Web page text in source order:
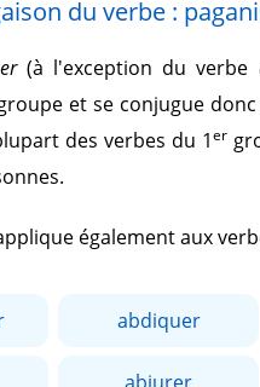
du verbe :
(à l'exception du verbe
et se conjugue
des verbes du 1er
également aux
abdiquer